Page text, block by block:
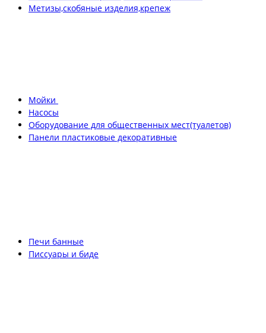
Метизы,скобяные изделия,крепеж
Мойки
Насосы
Оборудование для общественных мест(туалетов)
Панели пластиковые декоративные
Печи банные
Писсуары и биде